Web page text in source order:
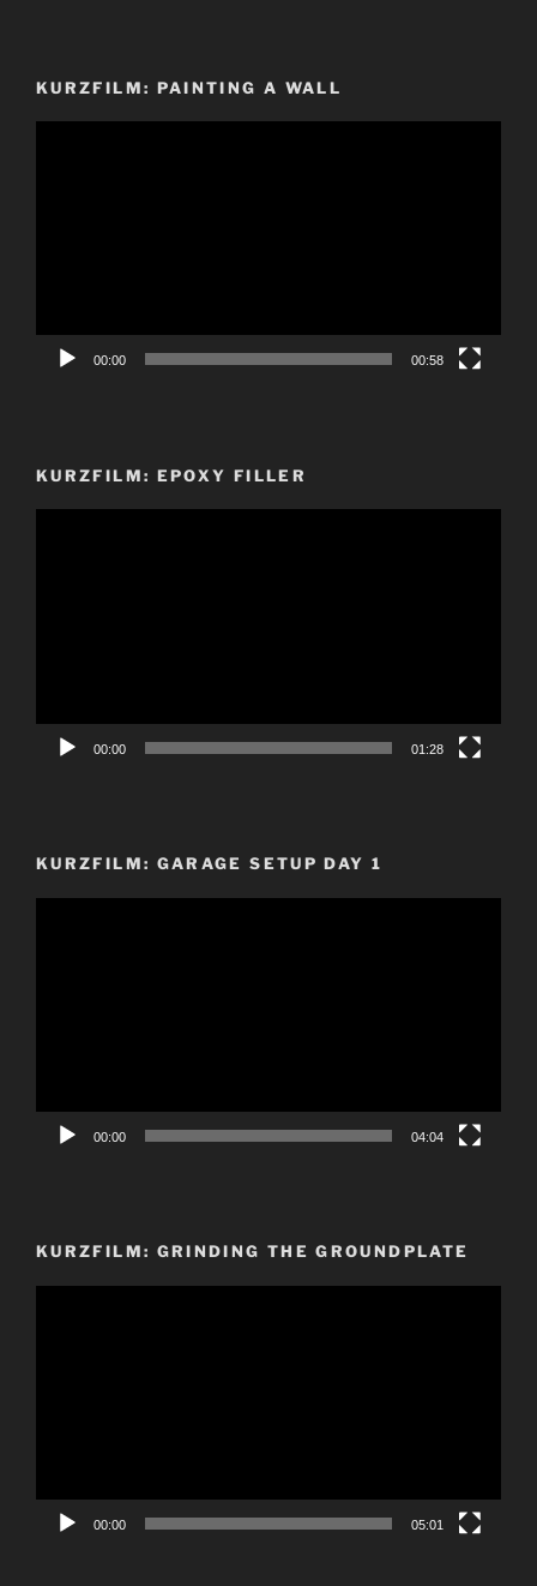
KURZFILM: PAINTING A WALL
00:00 00:58
KURZFILM: EPOXY FILLER
00:00 01:28
KURZFILM: GARAGE SETUP DAY 1
00:00 04:04
KURZFILM: GRINDING THE GROUNDPLATE
00:00 05:01